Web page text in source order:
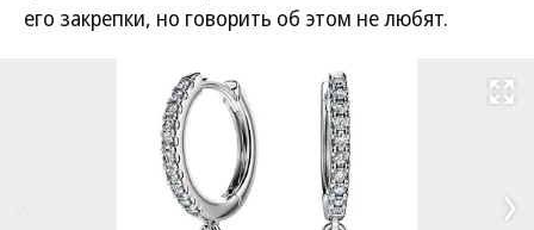
его закрепки, но говорить об этом не любят.
Развернуть